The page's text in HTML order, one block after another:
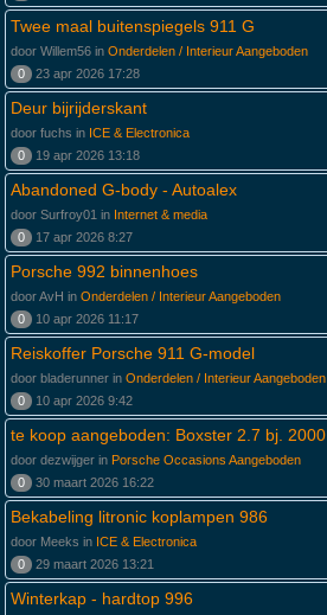
Twee maal buitenspiegels 911 G
door Willem56 in Onderdelen / Interieur Aangeboden
0
23 apr 2026 17:28
Deur bijrijderskant
door fuchs in ICE & Electronica
0
19 apr 2026 13:18
Abandoned G-body - Autoalex
door Surfroy01 in Internet & media
0
17 apr 2026 8:27
Porsche 992 binnenhoes
door AvH in Onderdelen / Interieur Aangeboden
0
10 apr 2026 11:17
Reiskoffer Porsche 911 G-model
door bladerunner in Onderdelen / Interieur Aangeboden
0
10 apr 2026 9:42
te koop aangeboden: Boxster 2.7 bj. 2000
door dezwijger in Porsche Occasions Aangeboden
0
30 maart 2026 16:22
Bekabeling litronic koplampen 986
door Meeks in ICE & Electronica
0
29 maart 2026 13:21
Winterkap - hardtop 996